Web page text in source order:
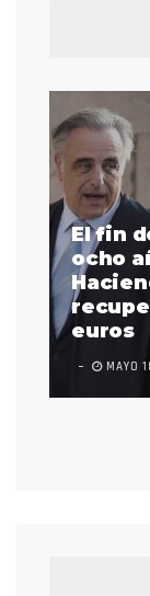
El fin
ocho
euros
MAYO